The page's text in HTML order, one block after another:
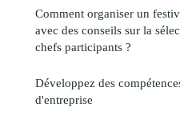
Comment organiser un
avec des conseils sur la
chefs participants ?
Développez des
d'entreprise